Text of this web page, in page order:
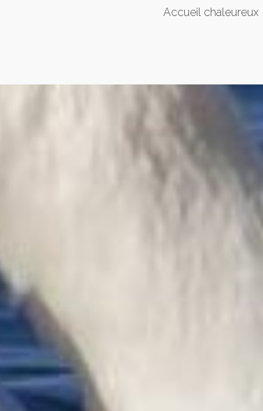
Accueil chaleureux